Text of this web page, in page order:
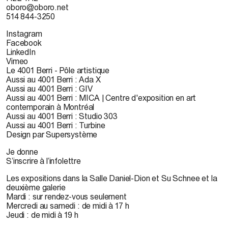
oboro@oboro.net
514 844-3250
Instagram
Facebook
LinkedIn
Vimeo
Le 4001 Berri - Pôle artistique
Aussi au 4001 Berri : Ada X
Aussi au 4001 Berri : GIV
Aussi au 4001 Berri : MICA | Centre d'exposition en art
contemporain à Montréal
Aussi au 4001 Berri : Studio 303
Aussi au 4001 Berri : Turbine
Design par Supersystème
Je donne
S’inscrire à l’infolettre
Les expositions dans la Salle Daniel-Dion et Su Schnee et la
deuxième galerie
Mardi : sur rendez-vous seulement
Mercredi au samedi : de midi à 17 h
Jeudi : de midi à 19 h